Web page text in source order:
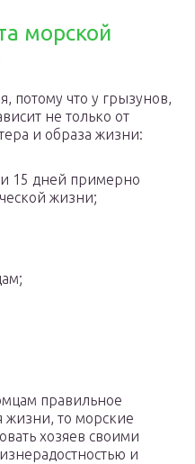
морской
потому что у грызунов,
не только от
и образа жизни:
15 дней примерно
жизни;
правильное
жизни, то морские
хозяев своими
и